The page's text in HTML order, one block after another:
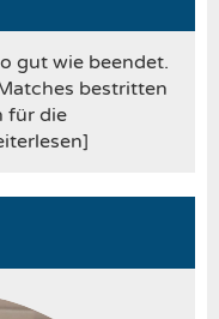
gut wie beendet.
bestritten
für die